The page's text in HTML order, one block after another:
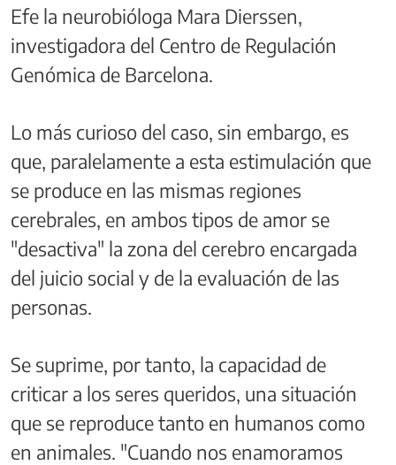
Efe la neurobióloga Mara Dierssen,
investigadora del Centro de Regulación
Genómica de Barcelona.
Lo más curioso del caso, sin embargo, es
que, paralelamente a esta estimulación que
se produce en las mismas regiones
cerebrales, en ambos tipos de amor se
"desactiva" la zona del cerebro encargada
del juicio social y de la evaluación de las
personas.
Se suprime, por tanto, la capacidad de
criticar a los seres queridos, una situación
que se reproduce tanto en humanos como
en animales. "Cuando nos enamoramos